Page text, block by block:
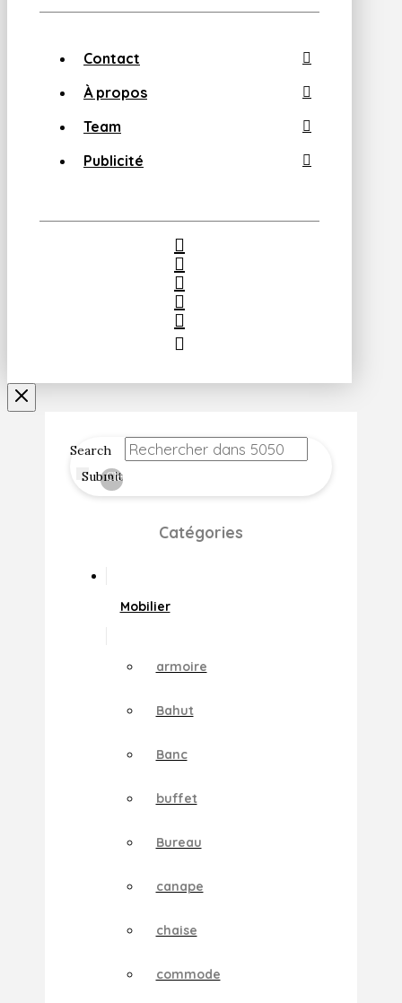
Contact
À propos
Team
Publicité
Search
Submit
Clear
Catégories
Mobilier
armoire
Bahut
Banc
buffet
Bureau
canape
chaise
commode